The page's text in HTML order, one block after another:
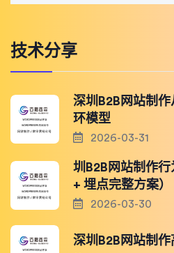
技术分享
深圳B2B网站制
环模型
2026-03-31
圳B2B网站制作
+ 埋点完整方案）
2026-03-30
深圳B2B网站制